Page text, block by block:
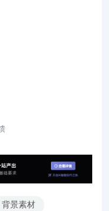
背景素材